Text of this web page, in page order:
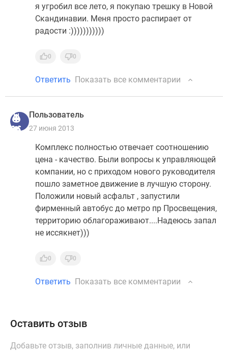
я угробил все лето, я покупаю трешку в Новой
Скандинавии. Меня просто распирает от
радости :)))))))))))
0 0
Ответить Показать все комментарии
Пользователь
27 июня 2013
Комплекс полностью отвечает соотношению
цена - качество. Были вопросы к управляющей
компании, но с приходом нового руководителя
пошло заметное движение в лучшую сторону.
Положили новый асфальт , запустили
фирменный автобус до метро пр Просвещения,
территорию облагораживают....Надеюсь запал
не иссякнет)))
0 0
Ответить Показать все комментарии
Оставить отзыв
Добавьте отзыв, заполнив личные данные, или